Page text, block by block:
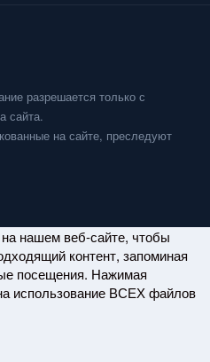
разрешается только с
сайта.
на сайте, преследуют
нашем веб-сайте, чтобы
контент, запоминая
посещения. Нажимая
использование ВСЕХ файлов